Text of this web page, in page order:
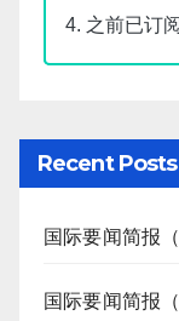
4. 之前已订
Recent Posts
国际要闻简报
国际要闻简报